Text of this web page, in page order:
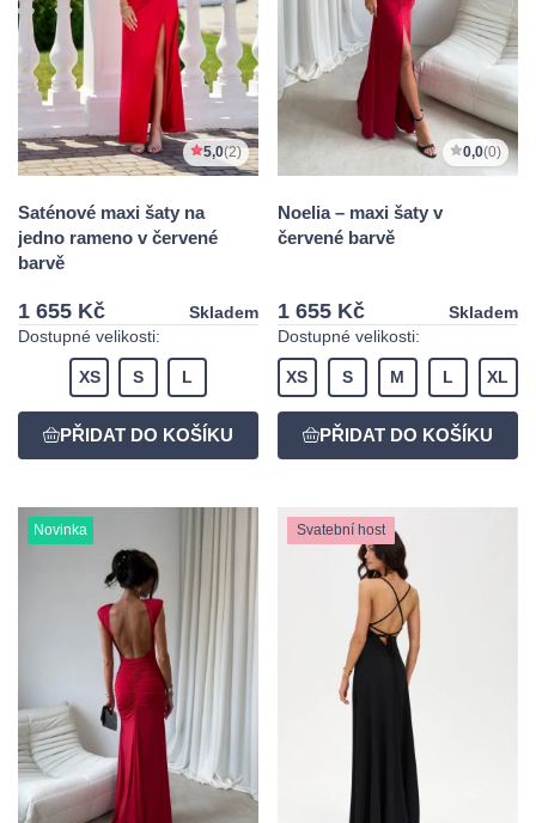
5,0(2)
Saténové maxi šaty na
jedno rameno v červené
barvě
1 655 Kč
Skladem
Dostupné velikosti:
XS S L
0,0(0)
Noelia – maxi šaty v
červené barvě
1 655 Kč
Skladem
Dostupné velikosti:
XS S M L XL
Novinka Svatební host